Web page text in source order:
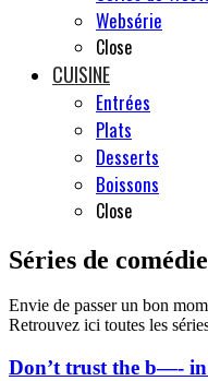
Websérie
Close
CUISINE
Entrées
Plats
Desserts
Boissons
Close
Séries de comédie
Envie de passer un bon
Retrouvez ici toutes les
Don’t trust the b—-